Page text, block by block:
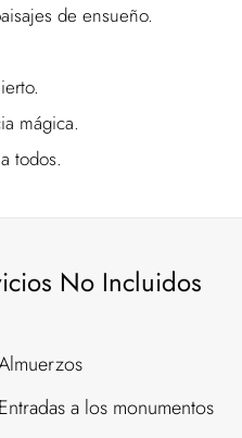
de ensueño.
mágica.
todos.
No Incluidos
Entradas a los monumentos